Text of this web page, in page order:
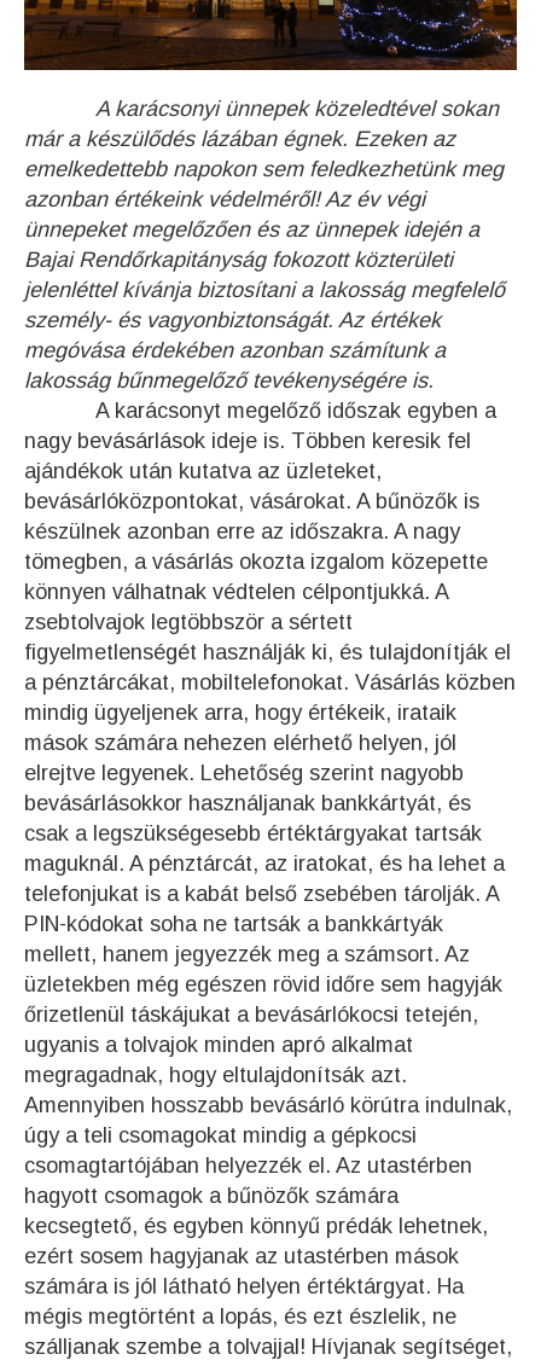
A karácsonyi ünnepek közeledtével sokan
már a készülődés lázában égnek. Ezeken az
emelkedettebb napokon sem feledkezhetünk meg
azonban értékeink védelméről! Az év végi
ünnepeket megelőzően és az ünnepek idején a
Bajai Rendőrkapitányság fokozott közterületi
jelenléttel kívánja biztosítani a lakosság megfelelő
személy- és vagyonbiztonságát. Az értékek
megóvása érdekében azonban számítunk a
lakosság bűnmegelőző tevékenységére is.
A karácsonyt megelőző időszak egyben a
nagy bevásárlások ideje is. Többen keresik fel
ajándékok után kutatva az üzleteket,
bevásárlóközpontokat, vásárokat. A bűnözők is
készülnek azonban erre az időszakra. A nagy
tömegben, a vásárlás okozta izgalom közepette
könnyen válhatnak védtelen célpontjukká. A
zsebtolvajok legtöbbször a sértett
figyelmetlenségét használják ki, és tulajdonítják el
a pénztárcákat, mobiltelefonokat. Vásárlás közben
mindig ügyeljenek arra, hogy értékeik, irataik
mások számára nehezen elérhető helyen, jól
elrejtve legyenek. Lehetőség szerint nagyobb
bevásárlásokkor használjanak bankkártyát, és
csak a legszükségesebb értéktárgyakat tartsák
maguknál. A pénztárcát, az iratokat, és ha lehet a
telefonjukat is a kabát belső zsebében tárolják. A
PIN-kódokat soha ne tartsák a bankkártyák
mellett, hanem jegyezzék meg a számsort. Az
üzletekben még egészen rövid időre sem hagyják
őrizetlenül táskájukat a bevásárlókocsi tetején,
ugyanis a tolvajok minden apró alkalmat
megragadnak, hogy eltulajdonítsák azt.
Amennyiben hosszabb bevásárló körútra indulnak,
úgy a teli csomagokat mindig a gépkocsi
csomagtartójában helyezzék el. Az utastérben
hagyott csomagok a bűnözők számára
kecsegtető, és egyben könnyű prédák lehetnek,
ezért sosem hagyjanak az utastérben mások
számára is jól látható helyen értéktárgyat. Ha
mégis megtörtént a lopás, és ezt észlelik, ne
szálljanak szembe a tolvajjal! Hívjanak segítséget,